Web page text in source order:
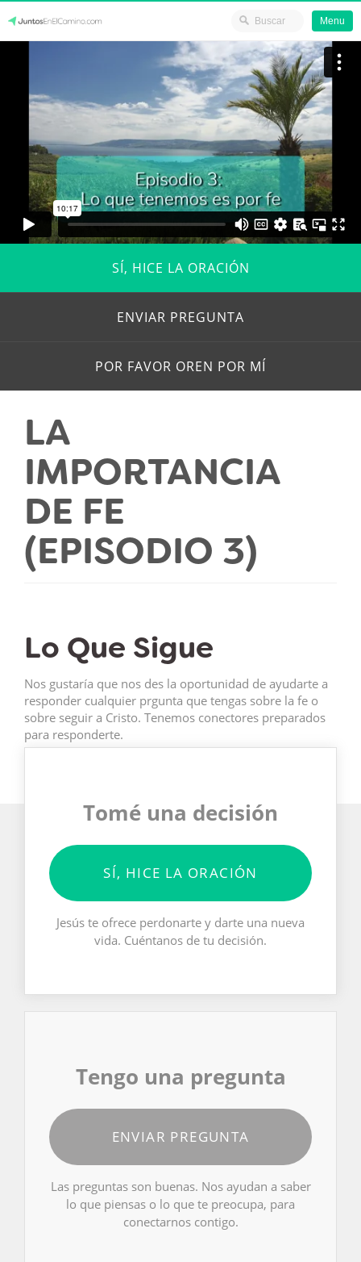
content
JuntosEnElCamino.com
Menu
SÍ, HICE LA ORACIÓN
ENVIAR PREGUNTA
POR FAVOR OREN POR MÍ
LA
IMPORTANCIA
DE FE
(EPISODIO 3)
Lo Que Sigue
Nos gustaría que nos des la oportunidad de ayudarte a
responder cualquier prgunta que tengas sobre la fe o
sobre seguir a Cristo. Tenemos conectores preparados
para responderte.
Tomé una decisión
SÍ, HICE LA ORACIÓN
Jesús te ofrece perdonarte y darte una nueva
vida. Cuéntanos de tu decisión.
Tengo una pregunta
ENVIAR PREGUNTA
Las preguntas son buenas. Nos ayudan a saber
lo que piensas o lo que te preocupa, para
conectarnos contigo.